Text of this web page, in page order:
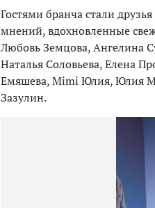
Гостями бранча стали
мнений, вдохновленные
Любовь Земцова, Ангелина
Наталья Соловьева, Елена
Емяшева, Mimi Юлия, Юлия
Зазулин.